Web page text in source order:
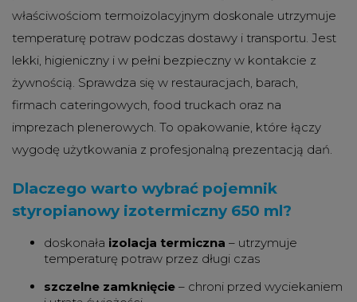
właściwościom termoizolacyjnym doskonale utrzymuje
temperaturę potraw podczas dostawy i transportu. Jest
lekki, higieniczny i w pełni bezpieczny w kontakcie z
żywnością. Sprawdza się w restauracjach, barach,
firmach cateringowych, food truckach oraz na
imprezach plenerowych. To opakowanie, które łączy
wygodę użytkowania z profesjonalną prezentacją dań.
Dlaczego warto wybrać pojemnik
styropianowy izotermiczny 650 ml?
doskonała izolacja termiczna – utrzymuje
temperaturę potraw przez długi czas
szczelne zamknięcie – chroni przed wyciekaniem